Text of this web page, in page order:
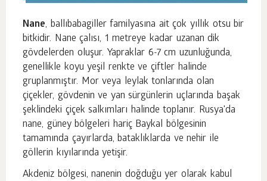
Nane, ballıbabagiller familyasına ait çok yıllık otsu bir
bitkidir. Nane çalısı, 1 metreye kadar uzanan dik
gövdelerden oluşur. Yapraklar 6-7 cm uzunluğunda,
genellikle koyu yeşil renkte ve çiftler halinde
gruplanmıştır. Mor veya leylak tonlarında olan
çiçekler, gövdenin ve yan sürgünlerin uçlarında başak
şeklindeki çiçek salkımları halinde toplanır. Rusya'da
nane, güney bölgeleri hariç Baykal bölgesinin
tamamında çayırlarda, bataklıklarda ve nehir ile
göllerin kıyılarında yetişir.
Akdeniz bölgesi, nanenin doğduğu yer olarak kabul